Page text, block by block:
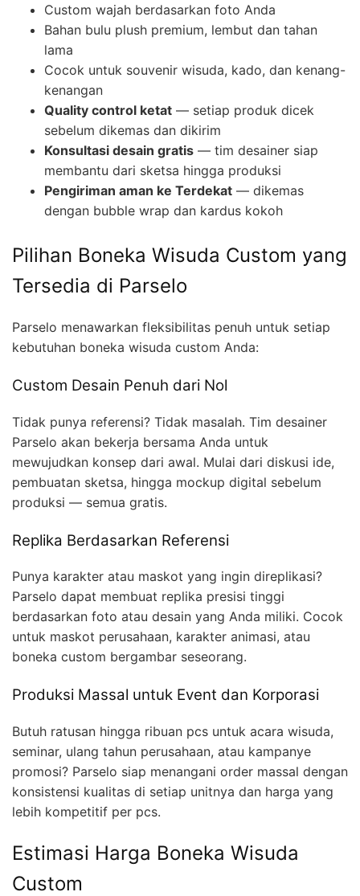
Custom wajah berdasarkan foto Anda
Bahan bulu plush premium, lembut dan tahan
lama
Cocok untuk souvenir wisuda, kado, dan kenang-
kenangan
Quality control ketat — setiap produk dicek
sebelum dikemas dan dikirim
Konsultasi desain gratis — tim desainer siap
membantu dari sketsa hingga produksi
Pengiriman aman ke Terdekat — dikemas
dengan bubble wrap dan kardus kokoh
Pilihan Boneka Wisuda Custom yang
Tersedia di Parselo
Parselo menawarkan fleksibilitas penuh untuk setiap
kebutuhan boneka wisuda custom Anda:
Custom Desain Penuh dari Nol
Tidak punya referensi? Tidak masalah. Tim desainer
Parselo akan bekerja bersama Anda untuk
mewujudkan konsep dari awal. Mulai dari diskusi ide,
pembuatan sketsa, hingga mockup digital sebelum
produksi — semua gratis.
Replika Berdasarkan Referensi
Punya karakter atau maskot yang ingin direplikasi?
Parselo dapat membuat replika presisi tinggi
berdasarkan foto atau desain yang Anda miliki. Cocok
untuk maskot perusahaan, karakter animasi, atau
boneka custom bergambar seseorang.
Produksi Massal untuk Event dan Korporasi
Butuh ratusan hingga ribuan pcs untuk acara wisuda,
seminar, ulang tahun perusahaan, atau kampanye
promosi? Parselo siap menangani order massal dengan
konsistensi kualitas di setiap unitnya dan harga yang
lebih kompetitif per pcs.
Estimasi Harga Boneka Wisuda
Custom